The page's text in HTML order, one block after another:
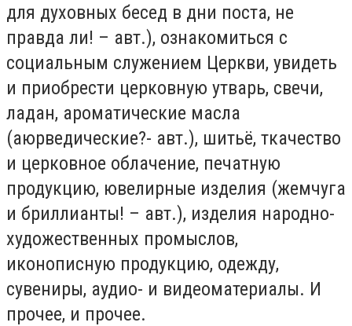
для духовных бесед в дни поста, не
правда ли! – авт.), ознакомиться с
социальным служением Церкви, увидеть
и приобрести церковную утварь, свечи,
ладан, ароматические масла
(аюрведические?- авт.), шитьё, ткачество
и церковное облачение, печатную
продукцию, ювелирные изделия (жемчуга
и бриллианты! – авт.), изделия народно-
художественных промыслов,
иконописную продукцию, одежду,
сувениры, аудио- и видеоматериалы. И
прочее, и прочее.